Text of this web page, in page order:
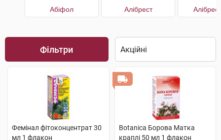
Абіфол Алібрест
Фільтри
Фемінал фітоконцентрат 30
мл 1 флакон
Botanica Борова Матка
краплі 50 мл 1 флакон